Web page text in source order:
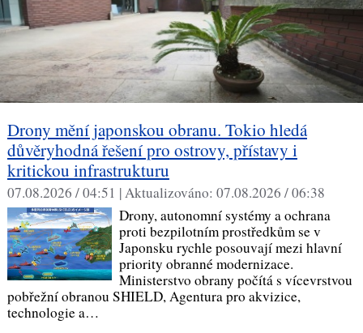
Drony mění japonskou obranu. Tokio hledá
důvěryhodná řešení pro ostrovy, přístavy i
kritickou infrastrukturu
07.08.2026 / 04:51 |Aktualizováno: 07.08.2026 / 06:38
Drony, autonomní systémy a ochrana
proti bezpilotním prostředkům se v
Japonsku rychle posouvají mezi hlavní
priority obranné modernizace.
Ministerstvo obrany počítá s vícevrstvou
pobřežní obranou SHIELD, Agentura pro akvizice,
technologie a…